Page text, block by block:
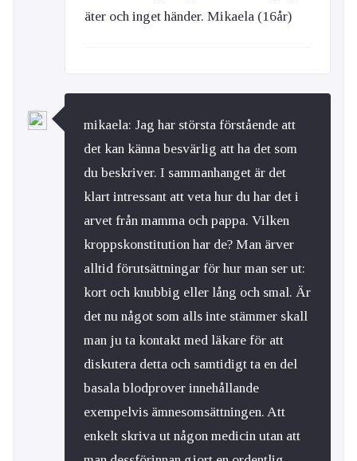
äter och inget händer. Mikaela (16år)
mikaela: Jag har största förstående att
det kan känna besvärlig att ha det som
du beskriver. I sammanhanget är det
klart intressant att veta hur du har det i
arvet från mamma och pappa. Vilken
kroppskonstitution har de? Man ärver
alltid förutsättningar för hur man ser ut:
kort och knubbig eller lång och smal. Är
det nu något som alls inte stämmer skall
man ju ta kontakt med läkare för att
diskutera detta och samtidigt ta en del
basala blodprover innehållande
exempelvis ämnesomsättningen. Att
enkelt skriva ut någon medicin utan att